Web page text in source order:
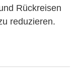
Rückreisen
reduzieren.